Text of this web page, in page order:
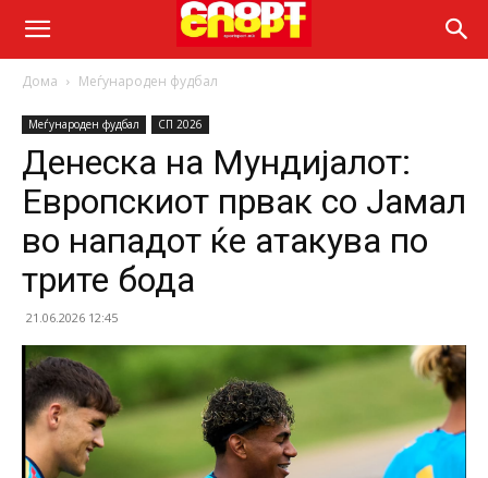
Дома Меѓународен фудбал
Меѓународен фудбал СП 2026
Денеска на Мундијалот:
Европскиот првак со Јамал
во нападот ќе атакува по
трите бода
21.06.2026 12:45